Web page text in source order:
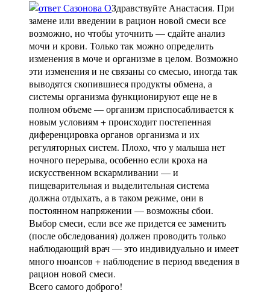
Здравствуйте Анастасия. При
замене или введении в рацион новой смеси все
возможно, но чтобы уточнить — сдайте анализ
мочи и крови. Только так можно определить
изменения в моче и организме в целом. Возможно
эти изменения и не связаны со смесью, иногда так
выводятся скопившиеся продукты обмена, а
системы организма функционируют еще не в
полном объеме — организм приспосабливается к
новым условиям + происходит постепенная
диференцировка органов организма и их
регуляторных систем. Плохо, что у малыша нет
ночного перерыва, особенно если кроха на
искусственном вскармливании — и
пищеварительная и выделительная система
должна отдыхать, а в таком режиме, они в
постоянном напряжении — возможны сбои.
Выбор смеси, если все же придется ее заменить
(после обследования) должен проводить только
наблюдающий врач — это индивидуально и имеет
много нюансов + наблюдение в период введения в
рацион новой смеси.
Всего самого доброго!